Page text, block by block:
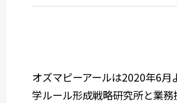
オズマピーアールは2020年6月
学ルール形成戦略研究所と業
業種から選ぶ